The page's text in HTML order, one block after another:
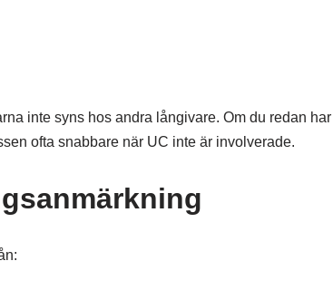
inte syns hos andra långivare. Om du redan
ofta snabbare när UC inte är involverade.